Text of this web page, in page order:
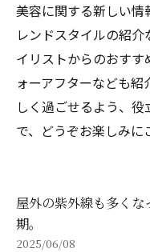
美容に関する新しい情
レンドスタイルの紹
イリストからのおす
ォーアフターなども
しく過ごせるよう、
で、どうぞお楽しみに
屋外の紫外線も多く
期。
2025/06/08